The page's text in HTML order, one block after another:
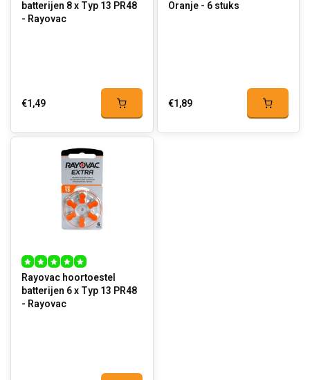
batterijen 8 x Typ 13 PR48
- Rayovac
€1,49
Oranje - 6 stuks
€1,89
Rayovac hoortoestel
batterijen 6 x Typ 13 PR48
- Rayovac